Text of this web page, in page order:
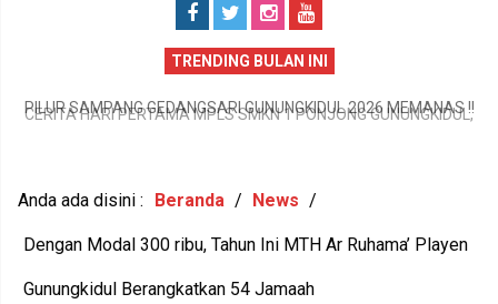
TRENDING BULAN INI
CERITA HARI PERTAMA MPLS SMKN 1 PONJONG GUNUNGKIDUL,
Anda ada disini : Beranda / News /
Dengan Modal 300 ribu, Tahun Ini MTH Ar Ruhama’ Playen
Gunungkidul Berangkatkan 54 Jamaah